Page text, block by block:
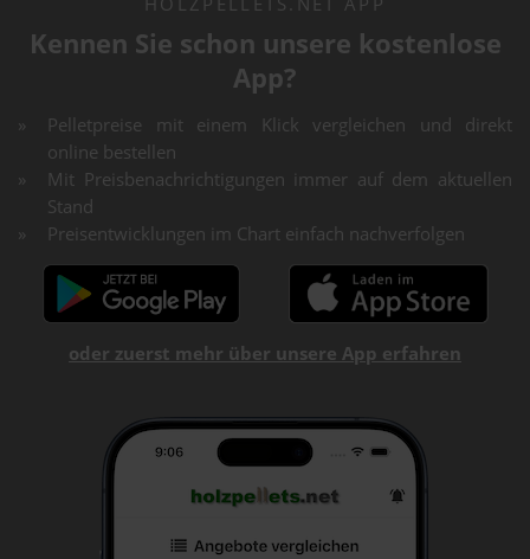
Kennen Sie schon unsere kostenlose
App?
Pelletpreise mit einem Klick vergleichen und direkt
online bestellen
Mit Preisbenachrichtigungen immer auf dem aktuellen
Stand
Preisentwicklungen im Chart einfach nachverfolgen
oder zuerst mehr über unsere App erfahren